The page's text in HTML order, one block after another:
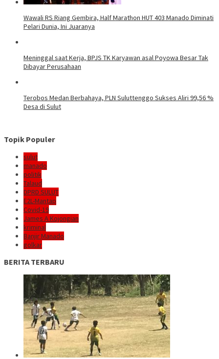
Wawali RS Riang Gembira, Half Marathon HUT 403 Manado Diminati
Pelari Dunia, Ini Juaranya
Meninggal saat Kerja, BPJS TK Karyawan asal Poyowa Besar Tak
Dibayar Perusahaan
Terobos Medan Berbahaya, PLN Suluttenggo Sukses Aliri 99,56 %
Desa di Sulut
Topik Populer
sulut
manado
politik
Talaud
DPRD SULUT
E2L-Mantap
Covid-19
James A Kojongian
kriminal
Banjir Manado
golkar
BERITA TERBARU